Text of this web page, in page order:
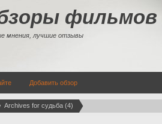
фильмов
мнения, лучшие отзывы
Добавить обзор
Archives for судьба (4)